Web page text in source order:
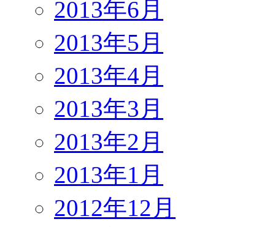
2013年6月
2013年5月
2013年4月
2013年3月
2013年2月
2013年1月
2012年12月